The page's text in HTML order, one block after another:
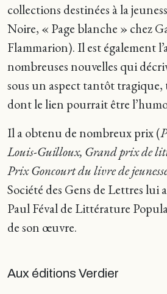
collections destinées à la
Noire, « Page blanche » chez
Flammarion). Il est également
nombreuses nouvelles qui
sous un aspect tantôt
dont le lien pourrait être
Il a obtenu de nombreux prix (
Louis-Guilloux, Grand prix de
Prix Goncourt du livre de
Société des Gens de Lettres lui
Paul Féval de Littérature
de son œuvre.
Aux éditions Verdier